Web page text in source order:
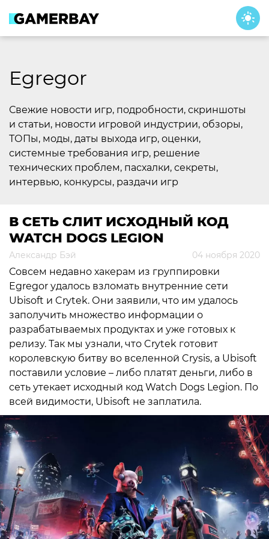
content
Egregor
Свежие новости игр, подробности, скриншоты
и статьи, новости игровой индустрии, обзоры,
ТОПы, моды, даты выхода игр, оценки,
системные требования игр, решение
технических проблем, пасхалки, секреты,
интервью, конкурсы, раздачи игр
В СЕТЬ СЛИТ ИСХОДНЫЙ КОД
WATCH DOGS LEGION
Александр Бэй 04 ноября 2020
Совсем недавно хакерам из группировки
Egregor удалось взломать внутренние сети
Ubisoft и Crytek. Они заявили, что им удалось
заполучить множество информации о
разрабатываемых продуктах и уже готовых к
релизу. Так мы узнали, что Crytek готовит
королевскую битву во вселенной Crysis, а Ubisoft
поставили условие – либо платят деньги, либо в
сеть утекает исходный код Watch Dogs Legion. По
всей видимости, Ubisoft не заплатила.